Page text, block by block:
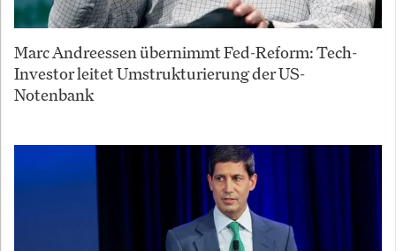
Marc Andreessen übernimmt Fed-Reform: Tech-
Investor leitet Umstrukturierung der US-
Notenbank